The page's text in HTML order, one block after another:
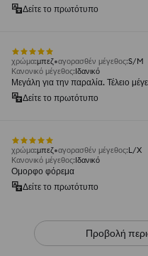
Δείτε το πρωτότυπο
χρώμα:μπεζ αγορασθέν μέγεθος:S/M
Κανονικό μέγεθος:Ιδανικό
Μεγάλη για την παραλία. Τέλειο
Δείτε το πρωτότυπο
χρώμα:μπεζ αγορασθέν μέγεθος:L/X
Κανονικό μέγεθος:Ιδανικό
Ομορφο φόρεμα
Δείτε το πρωτότυπο
Προβολή